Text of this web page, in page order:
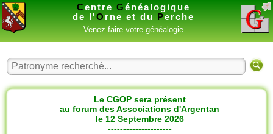
Centre Généalogique
de l'O rne et du Perche
Venez faire votre généalogie
Le CGOP sera présent
au forum des Associations d'Argentan
le 12 Septembre 2026
---------------------